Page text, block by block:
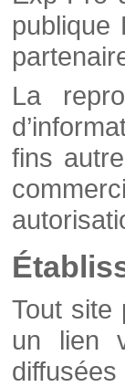
publique
La
fins
Tout site
un lien